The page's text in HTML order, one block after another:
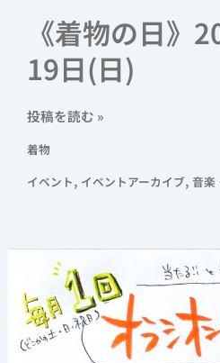
《着物の日》
19日(日)
投稿を読む »
着物
イベント, イベントアーカイブ, 音楽
の
日》
2023